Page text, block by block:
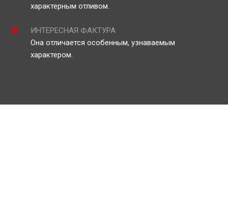
характерным отливом.
ИНТЕРЕСНАЯ ФАКТУРА
Она отличается особенным, узнаваемым
характером.